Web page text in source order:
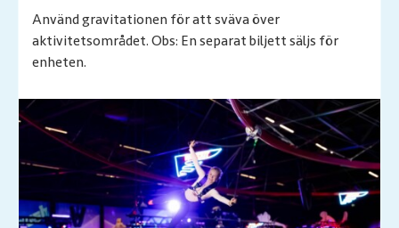
Använd gravitationen för att sväva över
aktivitetsområdet. Obs: En separat biljett säljs för
enheten.